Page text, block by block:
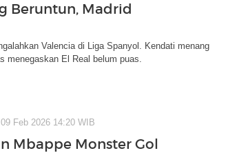
Beruntun, Madrid
Valencia di Liga Spanyol. Kendati menang
menegaskan El Real belum puas.
Feb 2026 14:20 WIB
Mbappe Monster Gol